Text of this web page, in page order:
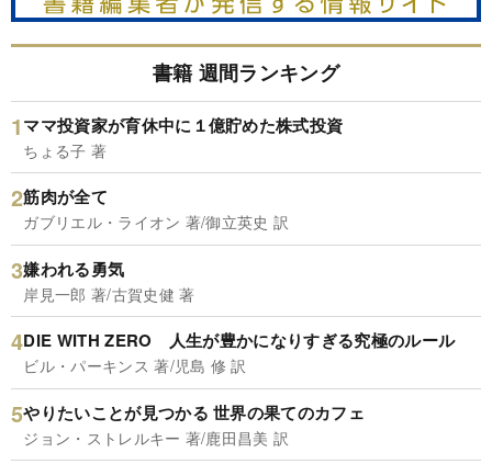
書籍 週間ランキング
ママ投資家が育休中に１億貯めた株式投資
ちょる子 著
筋肉が全て
ガブリエル・ライオン 著/御立英史 訳
嫌われる勇気
岸見一郎 著/古賀史健 著
DIE WITH ZERO 人生が豊かになりすぎる究極のルール
ビル・パーキンス 著/児島 修 訳
やりたいことが見つかる 世界の果てのカフェ
ジョン・ストレルキー 著/鹿田昌美 訳